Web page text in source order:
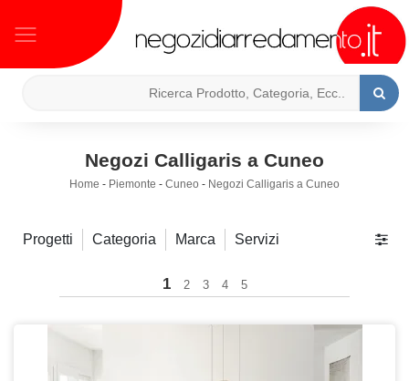
Negozi Calligaris a Cuneo
Home - Piemonte - Cuneo - Negozi Calligaris a Cuneo
Progetti Categoria Marca Servizi
1 2 3 4 5